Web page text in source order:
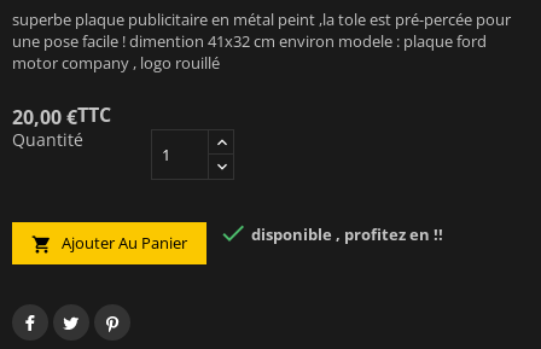
superbe plaque publicitaire en métal peint ,la tole est pré-percée pour
une pose facile ! dimention 41x32 cm environ modele : plaque ford
motor company , logo rouillé
20,00 €TTC
Quantité
 Ajouter Au Panier  disponible , profitez en !!